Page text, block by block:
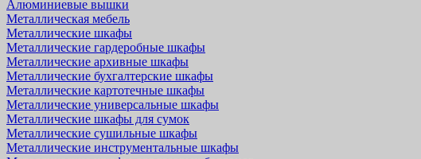
Алюминиевые вышки
Металлическая мебель
Металлические шкафы
Металлические гардеробные шкафы
Металлические архивные шкафы
Металлические бухгалтерские шкафы
Металлические картотечные шкафы
Металлические универсальные шкафы
Металлические шкафы для сумок
Металлические сушильные шкафы
Металлические инструментальные шкафы